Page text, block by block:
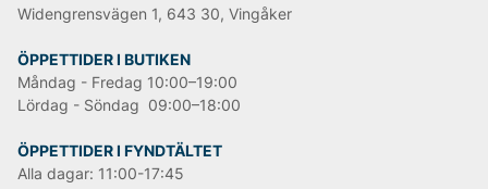
Widengrensvägen 1, 643 30, Vingåker
ÖPPETTIDER I BUTIKEN
Måndag - Fredag 10:00–19:00
Lördag - Söndag 09:00–18:00
ÖPPETTIDER I FYNDTÄLTET
Alla dagar: 11:00-17:45